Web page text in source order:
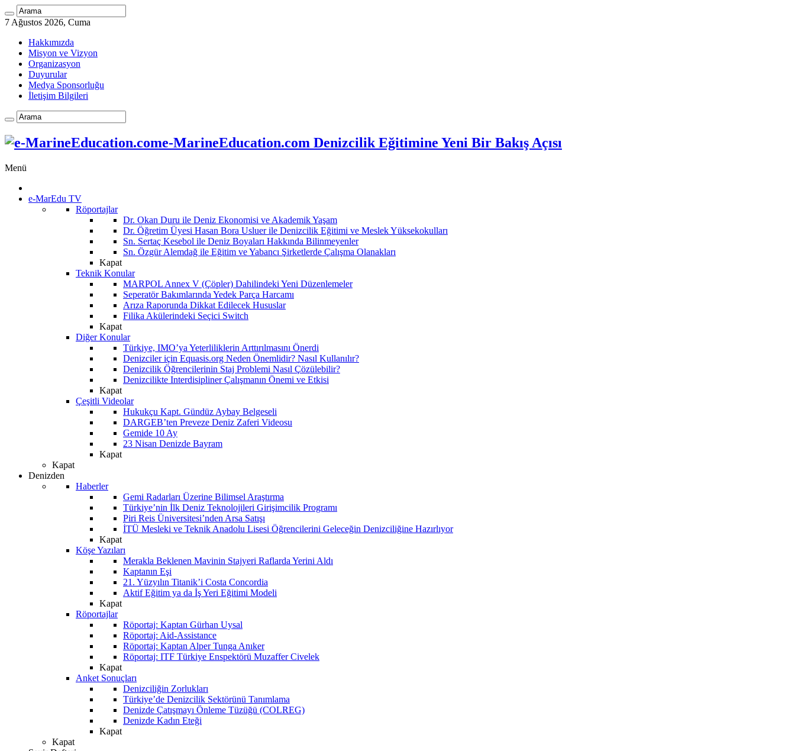
7 Ağustos 2026, Cuma
Hakkımızda
Misyon ve Vizyon
Organizasyon
Duyurular
Medya Sponsorluğu
İletişim Bilgileri
e-MarineEducation.com Denizcilik Eğitimine Yeni Bir Bakış Açısı
Menü
e-MarEdu TV
Röportajlar
Dr. Okan Duru ile Deniz Ekonomisi ve Akademik Yaşam
Dr. Öğretim Üyesi Hasan Bora Usluer ile Denizcilik Eğitimi ve Meslek Yüksekokulları
Sn. Sertaç Kesebol ile Deniz Boyaları Hakkında Bilinmeyenler
Sn. Özgür Alemdağ ile Eğitim ve Yabancı Şirketlerde Çalışma Olanakları
Kapat
Teknik Konular
MARPOL Annex V (Çöpler) Dahilindeki Yeni Düzenlemeler
Seperatör Bakımlarında Yedek Parça Harcamı
Arıza Raporunda Dikkat Edilecek Hususlar
Filika Akülerindeki Seçici Switch
Kapat
Diğer Konular
Türkiye, IMO’ya Yeterliliklerin Arttırılmasını Önerdi
Denizciler için Equasis.org Neden Önemlidir? Nasıl Kullanılır?
Denizcilik Öğrencilerinin Staj Problemi Nasıl Çözülebilir?
Denizcilikte Interdisipliner Çalışmanın Önemi ve Etkisi
Kapat
Çeşitli Videolar
Hukukçu Kapt. Gündüz Aybay Belgeseli
DARGEB’ten Preveze Deniz Zaferi Videosu
Gemide 10 Ay
23 Nisan Denizde Bayram
Kapat
Kapat
Denizden
Haberler
Gemi Radarları Üzerine Bilimsel Araştırma
Türkiye’nin İlk Deniz Teknolojileri Girişimcilik Programı
Piri Reis Üniversitesi’nden Arsa Satışı
İTÜ Mesleki ve Teknik Anadolu Lisesi Öğrencilerini Geleceğin Denizciliğine Hazırlıyor
Kapat
Köşe Yazıları
Merakla Beklenen Mavinin Stajyeri Raflarda Yerini Aldı
Kaptanın Eşi
21. Yüzyılın Titanik’i Costa Concordia
Aktif Eğitim ya da İş Yeri Eğitimi Modeli
Kapat
Röportajlar
Röportaj: Kaptan Gürhan Uysal
Röportaj: Aid-Assistance
Röportaj: Kaptan Alper Tunga Anıker
Röportaj: ITF Türkiye Enspektörü Muzaffer Civelek
Kapat
Anket Sonuçları
Denizciliğin Zorlukları
Türkiye’de Denizcilik Sektörünü Tanımlama
Denizde Çatışmayı Önleme Tüzüğü (COLREG)
Denizde Kadın Eteği
Kapat
Kapat